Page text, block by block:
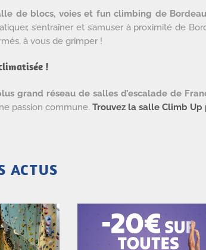
de blocs, voies et fun climbing de
s’entraîner et s’amuser à proximité de
à vous de grimper !
!
grand réseau de salles d’escalade de
passion commune. Trouvez la salle Climb Up
ACTUS